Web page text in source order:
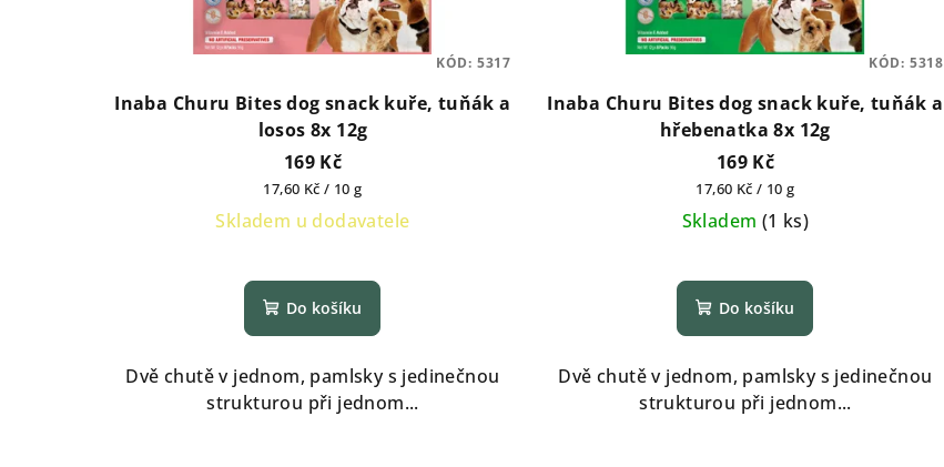
Inaba Churu Bites dog snack kuře, tuňák a
losos 8x 12g
169 Kč
Měrná
cena:
17,60 Kč / 10 g
Skladem u dodavatele
Do košíku
Dvě chutě v jednom, pamlsky s jedinečnou
strukturou při jednom...
KÓD: 5317
Inaba Churu Bites dog snack kuře, tuňák a
hřebenatka 8x 12g
169 Kč
Měrná
cena:
17,60 Kč / 10 g
Skladem (1 ks)
Do košíku
Dvě chutě v jednom, pamlsky s jedinečnou
strukturou při jednom...
KÓD: 5318